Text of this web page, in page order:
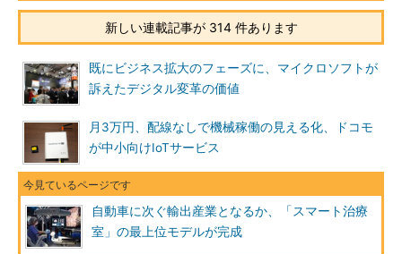
新しい連載記事が 314 件あります
既にビジネス拡大のフェーズに、マイクロソフトが
訴えたデジタル変革の価値
月3万円、配線なしで機械稼働の見える化、ドコモ
が中小向けIoTサービス
自動車に次ぐ輸出産業となるか、「スマート治療
室」の最上位モデルが完成